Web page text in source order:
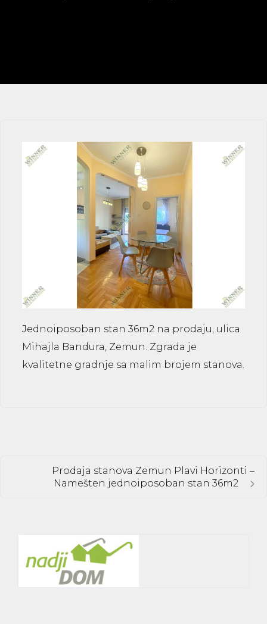
Jednoiposoban stan 36m2 na prodaju, ulica
Mihajla Bandura, Zemun. Zgrada je
kvalitetne gradnje sa malim brojem stanova.
Prodaja stanova Zemun Plavi Horizonti –
Namešten jednoiposoban stan 36m2